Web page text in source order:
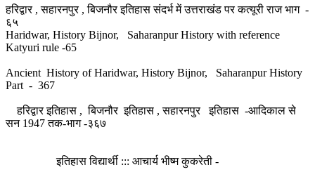
हरिद्वार , सहारनपुर , बिजनौर इतिहास संदर्भ में उत्तराखंड पर कत्यूरी राज भाग -
६५
Haridwar, History Bijnor, Saharanpur History with reference
Katyuri rule -65
Ancient History of Haridwar, History Bijnor, Saharanpur History
Part - 367
हरिद्वार इतिहास , बिजनौर इतिहास , सहारनपुर इतिहास -आदिकाल से
सन 1947 तक-भाग -३६७
इतिहास विद्यार्थी ::: आचार्य भीष्म कुकरेती -